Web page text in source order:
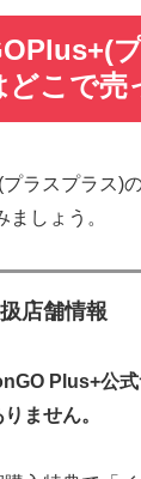
こで売
ラスプラス)
しょう。
店舗情報
Plus+公
ません。